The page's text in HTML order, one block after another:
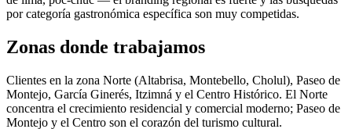
por categoría gastronómica específica son muy competidas.
Zonas donde trabajamos
Clientes en la zona Norte (Altabrisa, Montebello, Cholul), Paseo de
Montejo, García Ginerés, Itzimná y el Centro Histórico. El Norte
concentra el crecimiento residencial y comercial moderno; Paseo de
Montejo y el Centro son el corazón del turismo cultural.